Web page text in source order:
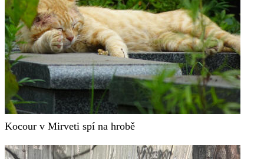
Kocour v Mirveti spí na hrobě